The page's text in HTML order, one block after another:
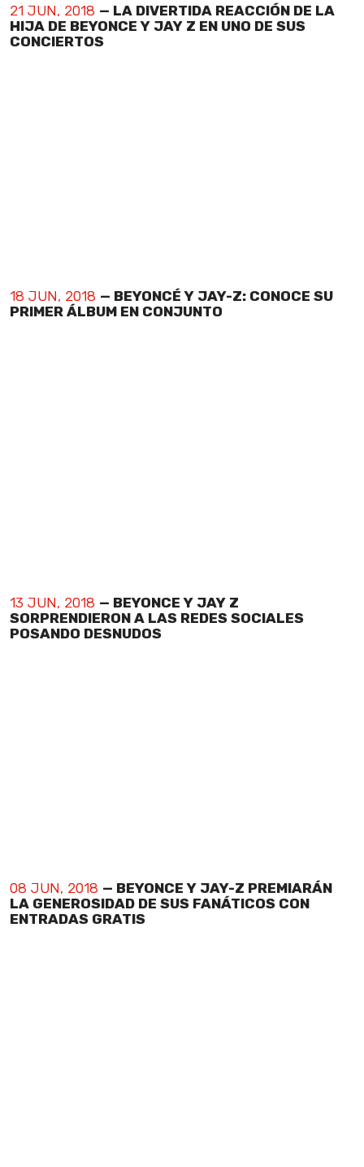
21 JUN, 2018 — LA DIVERTIDA REACCIÓN DE LA
HIJA DE BEYONCE Y JAY Z EN UNO DE SUS
CONCIERTOS
18 JUN, 2018 — BEYONCÉ Y JAY-Z: CONOCE SU
PRIMER ÁLBUM EN CONJUNTO
13 JUN, 2018 — BEYONCE Y JAY Z
SORPRENDIERON A LAS REDES SOCIALES
POSANDO DESNUDOS
08 JUN, 2018 — BEYONCE Y JAY-Z PREMIARÁN
LA GENEROSIDAD DE SUS FANÁTICOS CON
ENTRADAS GRATIS